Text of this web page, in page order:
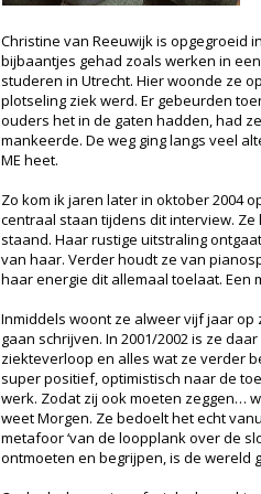
Christine van Reeuwijk is opgegroeid
bijbaantjes gehad zoals werken in
studeren in Utrecht. Hier woonde ze
plotseling ziek werd. Er gebeurden
ouders het in de gaten hadden, had
mankeerde. De weg ging langs veel
ME heet.
Zo kom ik jaren later in oktober 2004
centraal staan tijdens dit interview.
staand. Haar rustige uitstraling
van haar. Verder houdt ze van
haar energie dit allemaal toelaat. Een
Inmiddels woont ze alweer vijf jaar
gaan schrijven. In 2001/2002 is ze
ziekteverloop en alles wat ze verder
super positief, optimistisch naar de
werk. Zodat zij ook moeten zeggen…
weet Morgen. Ze bedoelt het echt
metafoor ‘van de loopplank over de
ontmoeten en begrijpen, is de wereld